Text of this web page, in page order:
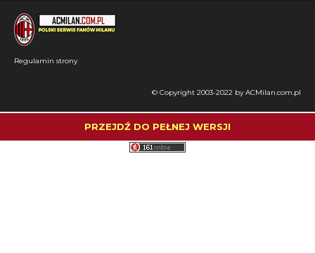
Regulamin strony
© Copyright 2003-2022 by ACMilan.com.pl
PRZEJDŹ DO PEŁNEJ WERSJI